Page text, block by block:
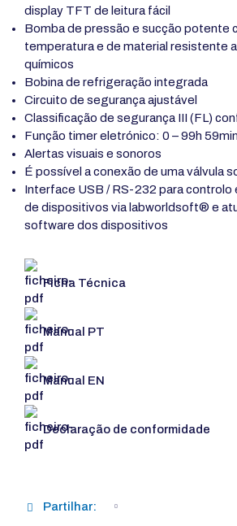
display TFT de leitura fácil
Bomba de pressão e sucção potente
temperatura e de material resistente
químicos
Bobina de refrigeração integrada
Circuito de segurança ajustável
Classificação de segurança III (FL)
Função timer eletrónico: 0 – 99h 59min
Alertas visuais e sonoros
É possível a conexão de uma válvula
Interface USB / RS-232 para controlo
de dispositivos via labworldsoft® e
software dos dispositivos
Ficha Técnica
Manual PT
Manual EN
Declaração de conformidade
Partilhar: